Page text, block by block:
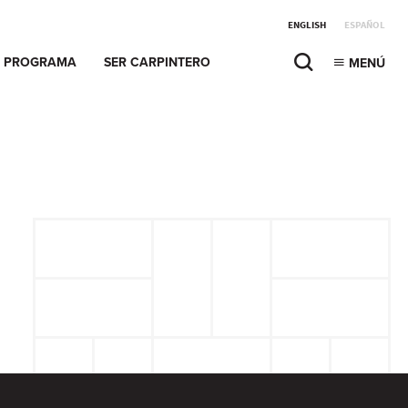
ENGLISH ESPAÑOL
MENÚ
PROGRAMA SER CARPINTERO